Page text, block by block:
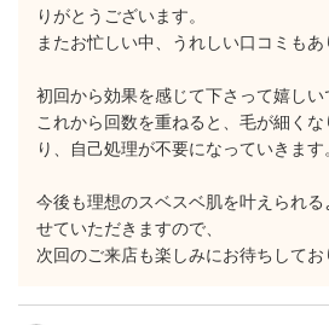
りがとうございます。
またお忙しい中、うれしい口コミも
初回から効果を感じて下さって嬉しい
これから回数を重ねると、毛が細く
り、自己処理が不要になっていきます
今後も理想のスベスベ肌を叶えられる
せていただきますので、
次回のご来店も楽しみにお待ちしてお